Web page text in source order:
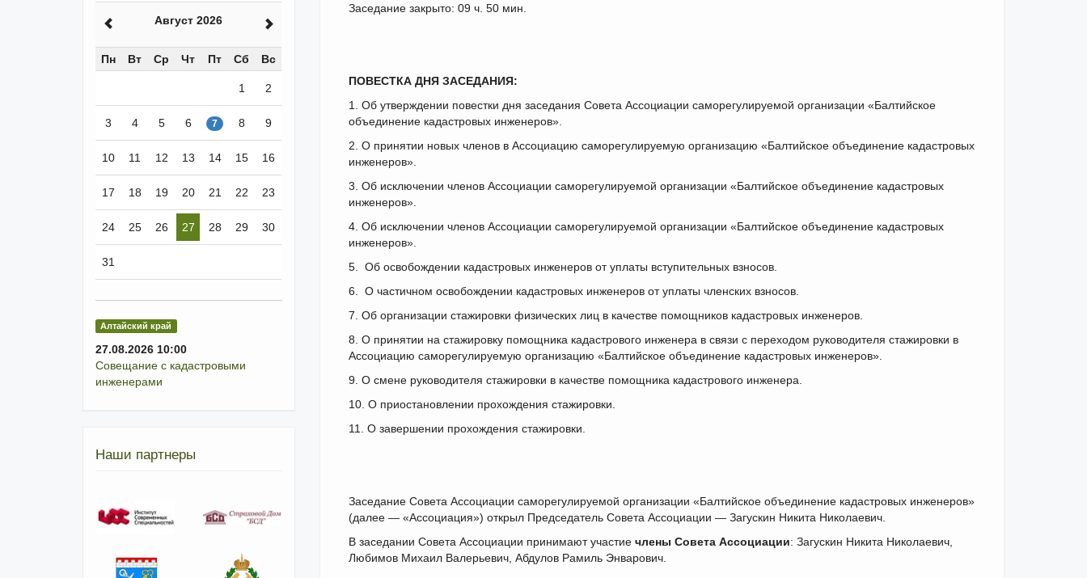
Заседание закрыто: 09 ч. 50 мин.
ПОВЕСТКА ДНЯ ЗАСЕДАНИЯ:
1. Об утверждении повестки дня заседания Совета Ассоциации саморегулируемой организации «Балтийское
объединение кадастровых инженеров».
2. О принятии новых членов в Ассоциацию саморегулируемую организацию «Балтийское объединение кадастровых
инженеров».
3. Об исключении членов Ассоциации саморегулируемой организации «Балтийское объединение кадастровых
инженеров».
4. Об исключении членов Ассоциации саморегулируемой организации «Балтийское объединение кадастровых
инженеров».
5. Об освобождении кадастровых инженеров от уплаты вступительных взносов.
6. О частичном освобождении кадастровых инженеров от уплаты членских взносов.
7. Об организации стажировки физических лиц в качестве помощников кадастровых инженеров.
8. О принятии на стажировку помощника кадастрового инженера в связи с переходом руководителя стажировки в
Ассоциацию саморегулируемую организацию «Балтийское объединение кадастровых инженеров».
9. О смене руководителя стажировки в качестве помощника кадастрового инженера.
10. О приостановлении прохождения стажировки.
11. О завершении прохождения стажировки.
Заседание Совета Ассоциации саморегулируемой организации «Балтийское объединение кадастровых инженеров»
(далее — «Ассоциация») открыл Председатель Совета Ассоциации — Загускин Никита Николаевич.
В заседании Совета Ассоциации принимают участие члены Совета Ассоциации: Загускин Никита Николаевич,
Любимов Михаил Валерьевич, Абдулов Рамиль Энварович.
Август 2026
Пн Вт Ср Чт Пт Сб Вс
1 2
3 4 5 6 7 8 9
10 11 12 13 14 15 16
17 18 19 20 21 22 23
24 25 26 27 28 29 30
31
Алтайский край
27.08.2026 10:00
Совещание с кадастровыми
инженерами
Наши партнеры